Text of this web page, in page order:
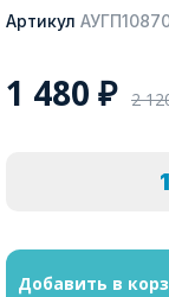
Артикул
1 480 ₽ 2
Добавить в